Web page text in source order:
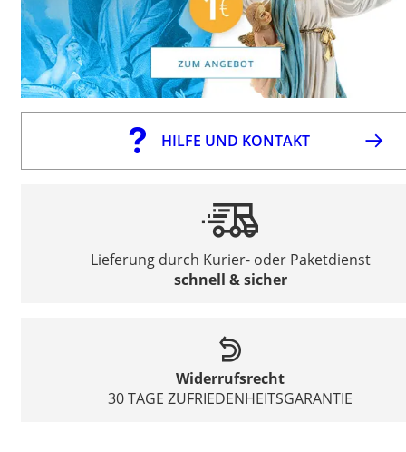
HILFE UND KONTAKT
Lieferung durch Kurier- oder Paketdienst
schnell & sicher
Widerrufsrecht
30 TAGE ZUFRIEDENHEITSGARANTIE